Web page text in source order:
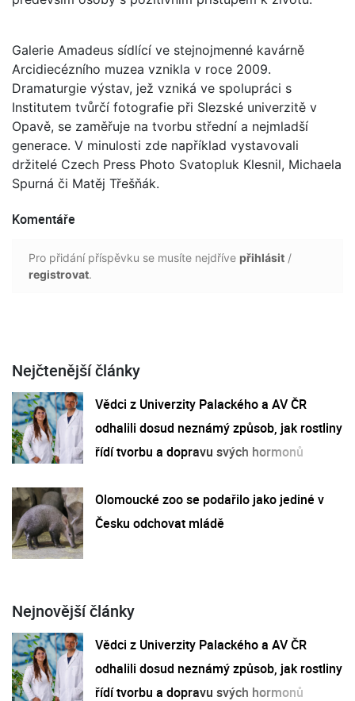
Galerie Amadeus sídlící ve stejnojmenné kavárně
Arcidiecézního muzea vznikla v roce 2009.
Dramaturgie výstav, jež vzniká ve spolupráci s
Institutem tvůrčí fotografie při Slezské univerzitě v
Opavě, se zaměřuje na tvorbu střední a nejmladší
generace. V minulosti zde například vystavovali
držitelé Czech Press Photo Svatopluk Klesnil, Michaela
Spurná či Matěj Třešňák.
Komentáře
Pro přidání příspěvku se musíte nejdříve přihlásit /
registrovat.
Nejčtenější články
Vědci z Univerzity Palackého a AV ČR
odhalili dosud neznámý způsob, jak rostliny
řídí tvorbu a dopravu svých hormonů
Olomoucké zoo se podařilo jako jediné v
Česku odchovat mládě
Nejnovější články
Vědci z Univerzity Palackého a AV ČR
odhalili dosud neznámý způsob, jak rostliny
řídí tvorbu a dopravu svých hormonů